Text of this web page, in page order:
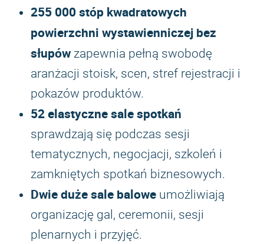
255 000 stóp kwadratowych
powierzchni wystawienniczej bez
słupów zapewnia pełną swobodę
aranżacji stoisk, scen, stref rejestracji i
pokazów produktów.
52 elastyczne sale spotkań
sprawdzają się podczas sesji
tematycznych, negocjacji, szkoleń i
zamkniętych spotkań biznesowych.
Dwie duże sale balowe umożliwiają
organizację gal, ceremonii, sesji
plenarnych i przyjęć.